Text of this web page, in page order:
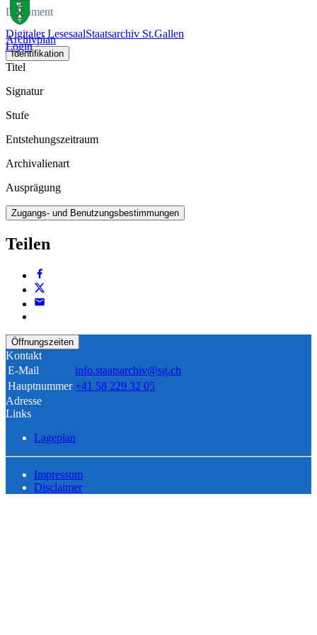
Digitaler LesesaalStaatsarchiv St.Gallen
Login
Dokument
Archivplan
Identifikation
Titel
Signatur
Stufe
Entstehungszeitraum
Archivalienart
Ausprägung
Zugangs- und Benutzungsbestimmungen
Teilen
Öffnungszeiten
Kontakt
E-Mail
info.staatsarchiv@sg.ch
Hauptnummer +41 58 229 32 05
Adresse
Links
Lageplan
Impressum
Disclaimer